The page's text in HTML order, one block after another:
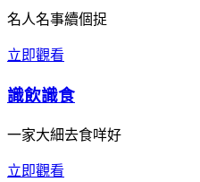
名人名事續個捉
立即觀看
識飲識食
一家大細去食咩好
立即觀看